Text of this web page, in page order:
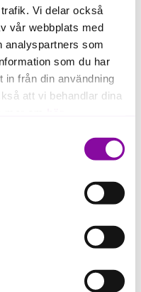
Vi delar också
vår webbplats med
analyspartners som
som du har
in från din användning
att vi behandlar dina
användning av kakor
ovan, inte att ske,
för att hemsidan
över tid